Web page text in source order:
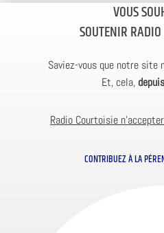
VOUS
SOUTENIR
Saviez-vous que notre site
Et, cela,
Radio Courtoisie
CONTRIBUEZ À LA